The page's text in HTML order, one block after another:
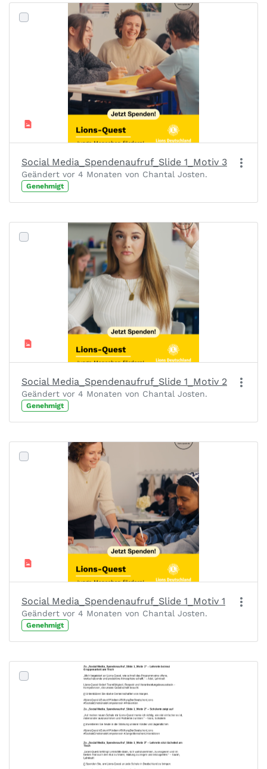
Social Media_Spendenaufruf_Slide 1_Motiv 3
Geändert vor 4 Monaten von Chantal Josten.
Genehmigt
Social Media_Spendenaufruf_Slide 1_Motiv 2
Geändert vor 4 Monaten von Chantal Josten.
Genehmigt
Social Media_Spendenaufruf_Slide 1_Motiv 1
Geändert vor 4 Monaten von Chantal Josten.
Genehmigt